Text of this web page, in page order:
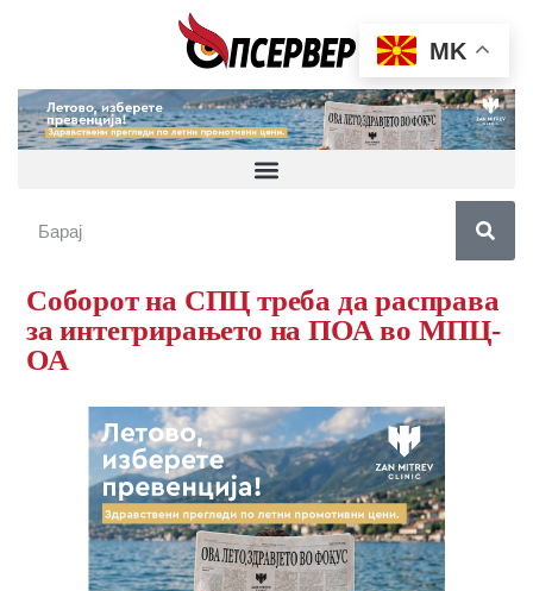
Соборот на СПЦ треба да расправа
за интегрирањето на ПОА во МПЦ-
ОА
MK